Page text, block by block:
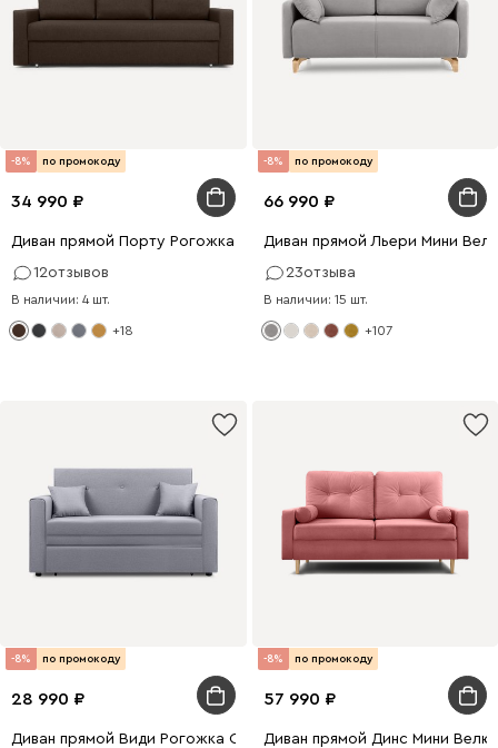
-8% по промокоду
34 990
Диван прямой Порту Рогожка Коричневый
12отзывов
В наличии: 4 шт.
+18
-8% по промокоду
66 990
Диван прямой Льери Мини
23отзыва
В наличии: 15 шт.
+107
-8% по промокоду
28 990
Диван прямой Види Рогожка Серый
-8% по промокоду
57 990
Диван прямой Динс Мини